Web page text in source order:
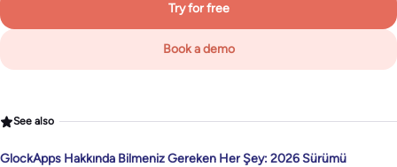
Try for free
Book a demo
See also
GlockApps Hakkında Bilmeniz Gereken Her Şey: 2026 Sürümü